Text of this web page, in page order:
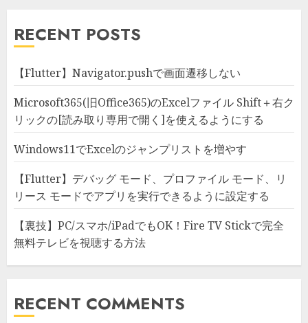
RECENT POSTS
【Flutter】Navigator.pushで画面遷移しない
Microsoft365(旧Office365)のExcelファイル Shift＋右ク
リックの[読み取り専用で開く]を使えるようにする
Windows11でExcelのジャンプリストを増やす
【Flutter】デバッグ モード、プロファイル モード、リ
リース モードでアプリを実行できるように設定する
【裏技】PC/スマホ/iPadでもOK！Fire TV Stickで完全
無料テレビを視聴する方法
RECENT COMMENTS